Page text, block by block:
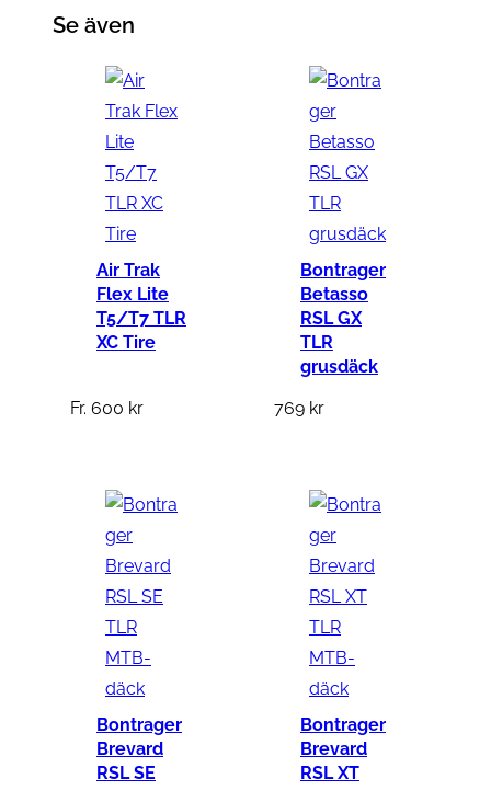
Se även
Air Trak
Flex Lite
T5/T7 TLR
XC Tire
Fr. 600 kr
Bontrager
Betasso
RSL GX
TLR
grusdäck
769 kr
Bontrager
Brevard
RSL SE
Bontrager
Brevard
RSL XT